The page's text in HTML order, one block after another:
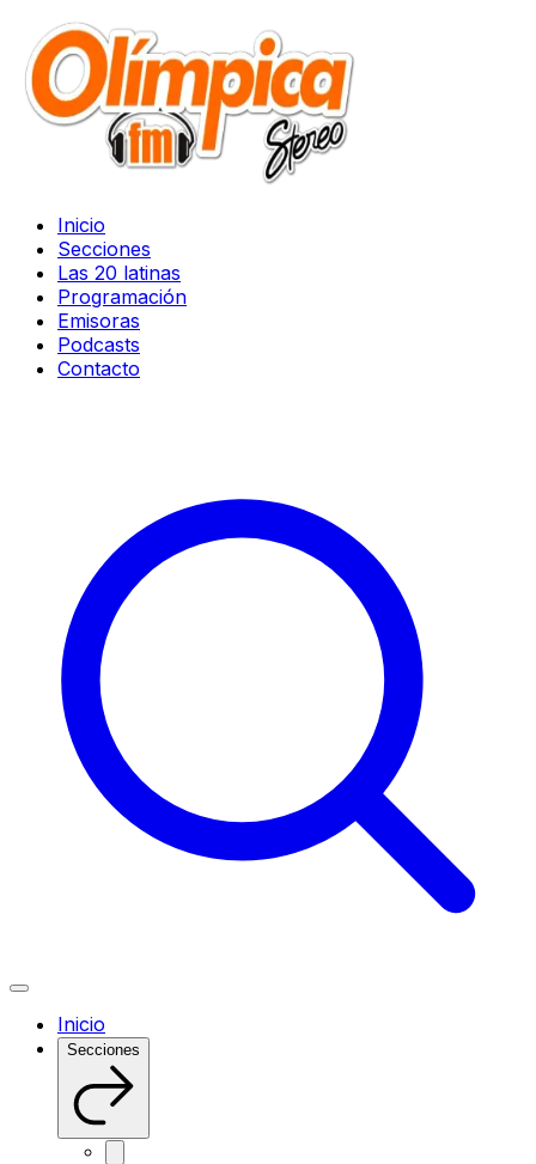
Inicio
Secciones
Las 20 latinas
Programación
Emisoras
Podcasts
Contacto
Inicio
Secciones